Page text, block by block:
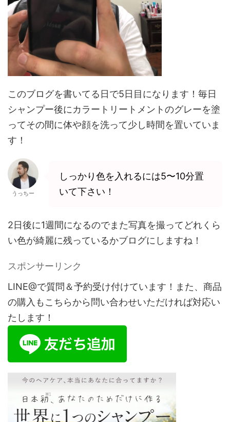
このブログを書いてる日で5日目になります！毎日
シャンプー後にカラートリートメントのグレーを塗
ってその間に体や顔を洗って少し時間を置いていま
す！
うっちー
しっかり色を入れるには5〜10分置
いて下さい！
2日後に1週間になるのでまた写真を撮ってどれくら
い色が綺麗に残っているかブログにしますね！
スポンサーリンク
LINE@で質問＆予約受け付けています！また、商品
の購入もこちらから問い合わせいただければ対応い
たします！